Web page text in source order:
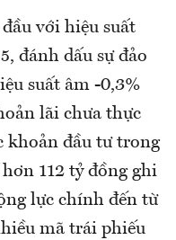
với hiệu suất
đánh dấu sự đảo
suất âm -0,3%
lãi chưa thực
khoản đầu tư trong
112 tỷ đồng ghi
lực chính đến từ
mã trái phiếu